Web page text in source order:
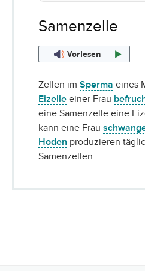
Samenzelle
Vorlesen
Zellen im Sperma eines
Eizelle einer Frau
eine Samenzelle eine
kann eine Frau
Hoden produzieren
Samenzellen.